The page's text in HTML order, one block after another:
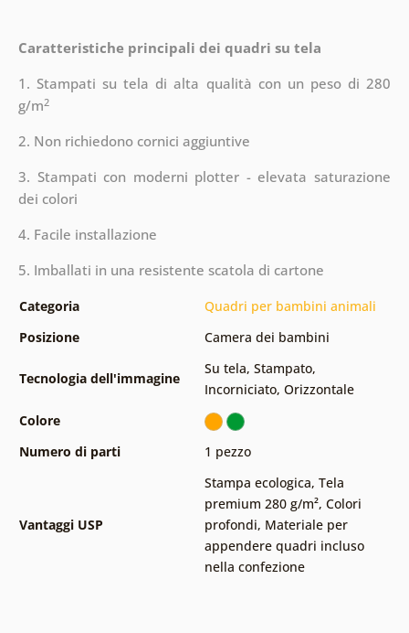
Caratteristiche principali dei quadri su tela
1. Stampati su tela di alta qualità con un peso di 280
g/m2
2. Non richiedono cornici aggiuntive
3. Stampati con moderni plotter - elevata saturazione
dei colori
4. Facile installazione
5. Imballati in una resistente scatola di cartone
Categoria
Quadri per bambini animali
Posizione
Camera dei bambini
Tecnologia dell'immagine
Su tela, Stampato,
Incorniciato, Orizzontale
Colore
Numero di parti
1 pezzo
Vantaggi USP
Stampa ecologica, Tela
premium 280 g/m², Colori
profondi, Materiale per
appendere quadri incluso
nella confezione